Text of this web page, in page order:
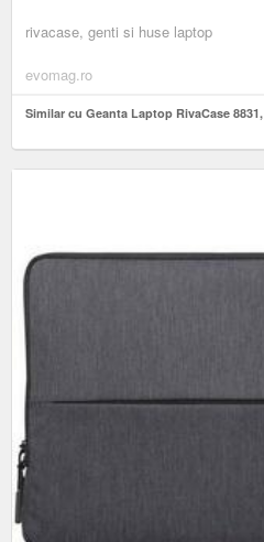
rivacase, genti si huse laptop
evomag.ro
Similar cu Geanta Laptop RivaCase